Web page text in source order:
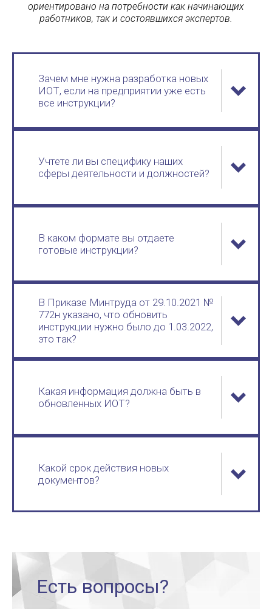
ориентировано на потребности как начинающих
работников, так и состоявшихся экспертов.
Зачем мне нужна разработка новых
ИОТ, если на предприятии уже есть
все инструкции?
Учтете ли вы специфику наших
сферы деятельности и должностей?
В каком формате вы отдаете
готовые инструкции?
В Приказе Минтруда от 29.10.2021 №
772н указано, что обновить
инструкции нужно было до 1.03.2022,
это так?
Какая информация должна быть в
обновленных ИОТ?
Какой срок действия новых
документов?
Есть вопросы?